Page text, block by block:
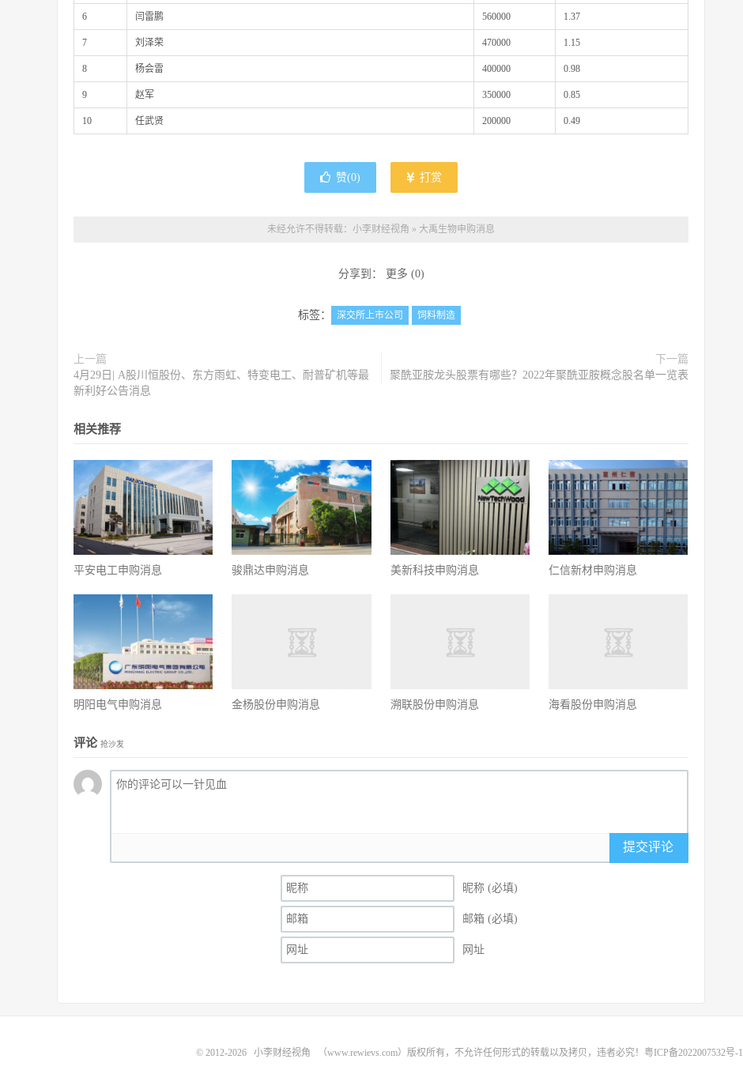
6 闫雷鹏 560000 1.37
7 刘泽荣 470000 1.15
8 杨会雷 400000 0.98
9 赵军 350000 0.85
10 任武贤 200000 0.49
赞(0) 打赏
未经允许不得转载： 小李财经视角 » 大禹生物申购消息
分享到： 更多 (0)
标签： 深交所上市公司 饲料制造
上一篇
4月29日| A股川恒股份、东方雨虹、特变电工、耐普矿机等最
新利好公告消息
下一篇
聚酰亚胺龙头股票有哪些？2022年聚酰亚胺概念股名单一览表
相关推荐
平安电工申购消息 骏鼎达申购消息 美新科技申购消息 仁信新材申购消息
明阳电气申购消息 金杨股份申购消息 溯联股份申购消息 海看股份申购消息
评论 抢沙发
提交评论
昵称 (必填)
邮箱 (必填)
网址
© 2012-2026 小李财经视角 （www.rewievs.com）版权所有，不允许任何形式的转载以及拷贝，违者必究！ 粤ICP备2022007532号-1